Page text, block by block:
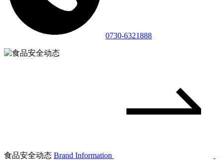
0730-6321888
食品安全动态 Brand Information